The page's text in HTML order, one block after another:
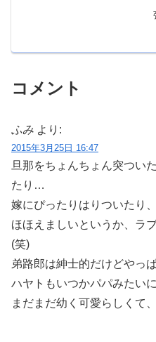
コメント
ふみ より:
2015年3月25日 16:47
旦那をちょんちょん突つい
たり…
嫁にぴったりはりついたり
ほほえましいというか、ラ
(笑)
弟路郎は紳士的だけどやっ
ハヤトもいつかパパみたい
まだまだ幼く可愛らしくて